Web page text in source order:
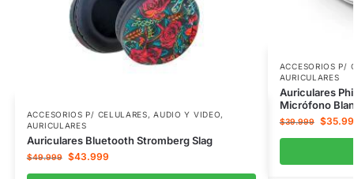
ACCESORIOS P/ CELULARES,AUDIO Y VIDEO,
AURICULARES
Auriculares Bluetooth Stromberg Slag
$49.999 $43.999
ACCESORIOS P/
AURICULARES
Auriculares
Micrófono
$39.999 $